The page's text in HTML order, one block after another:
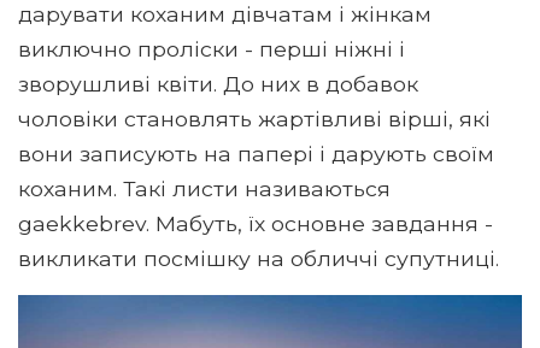
дарувати коханим дівчатам і жінкам
виключно проліски - перші ніжні і
зворушливі квіти. До них в добавок
чоловіки становлять жартівливі вірші, які
вони записують на папері і дарують своїм
коханим. Такі листи називаються
gaekkebrev. Мабуть, їх основне завдання -
викликати посмішку на обличчі супутниці.